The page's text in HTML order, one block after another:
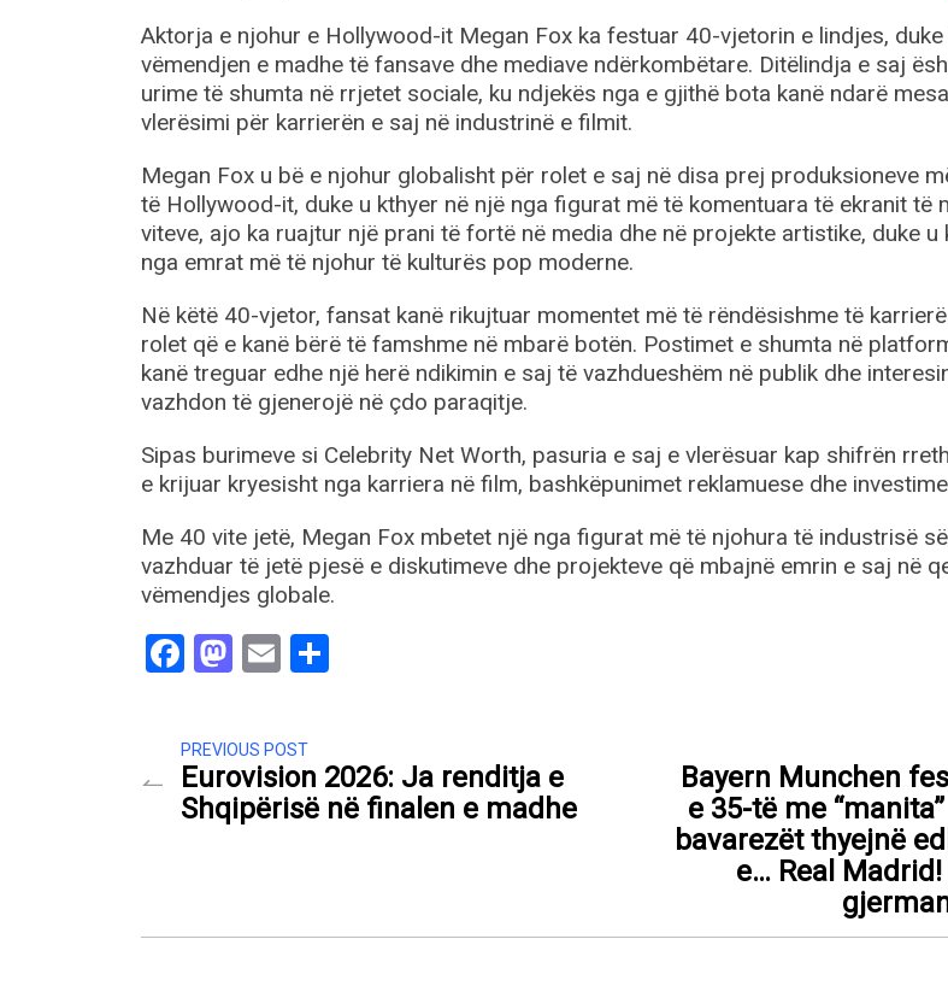
Aktorja e njohur e Hollywood-it Megan Fox ka festuar 40-vjetorin e lindjes,
vëmendjen e madhe të fansave dhe mediave ndërkombëtare. Ditëlindja e saj
urime të shumta në rrjetet sociale, ku ndjekës nga e gjithë bota kanë ndarë
vlerësimi për karrierën e saj në industrinë e filmit.
Megan Fox u bë e njohur globalisht për rolet e saj në disa prej produksioneve
të Hollywood-it, duke u kthyer në një nga figurat më të komentuara të ekranit të
viteve, ajo ka ruajtur një prani të fortë në media dhe në projekte artistike, duke
nga emrat më të njohur të kulturës pop moderne.
Në këtë 40-vjetor, fansat kanë rikujtuar momentet më të rëndësishme të
rolet që e kanë bërë të famshme në mbarë botën. Postimet e shumta në
kanë treguar edhe një herë ndikimin e saj të vazhdueshëm në publik dhe
vazhdon të gjenerojë në çdo paraqitje.
Sipas burimeve si Celebrity Net Worth, pasuria e saj e vlerësuar kap shifrën
e krijuar kryesisht nga karriera në film, bashkëpunimet reklamuese dhe
Me 40 vite jetë, Megan Fox mbetet një nga figurat më të njohura të industrisë
vazhduar të jetë pjesë e diskutimeve dhe projekteve që mbajnë emrin e saj në
vëmendjes globale.
Facebook
Mastodon
Email
PREVIOUS POST
Eurovision 2026: Ja renditja e
Shqipërisë në finalen e madhe
Bayern Munchen
e 35-të me
bavarezët thyejnë
e… Real